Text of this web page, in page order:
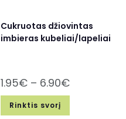
Cukruotas džiovintas
imbieras kubeliai/lapeliai
1.95€ – 6.90€
Rinktis svorį